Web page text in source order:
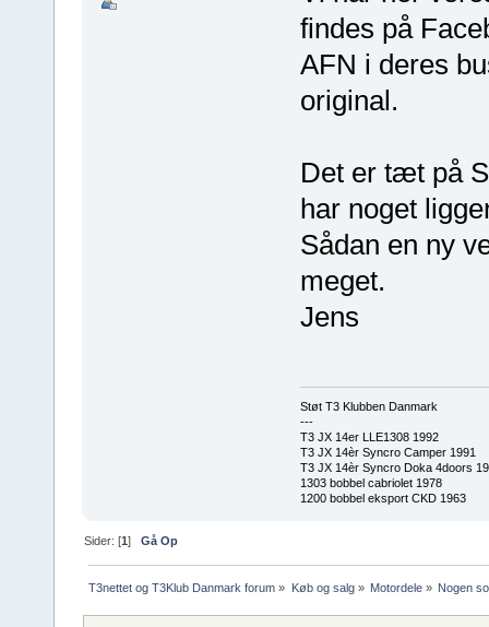
findes på
AFN i deres
original.
Det er tæt på
har noget
Sådan en ny
meget.
Jens
Støt T3 Klubben Danmark
---
T3 JX 14er LLE1308 1992
T3 JX 14èr Syncro Camper 1991
T3 JX 14èr Syncro Doka 4doors
1303 bobbel cabriolet 1978
1200 bobbel eksport CKD 1963
Sider: [1]Gå Op
T3nettet og T3Klub Danmark forum » Køb og salg» Motordele» Nogen